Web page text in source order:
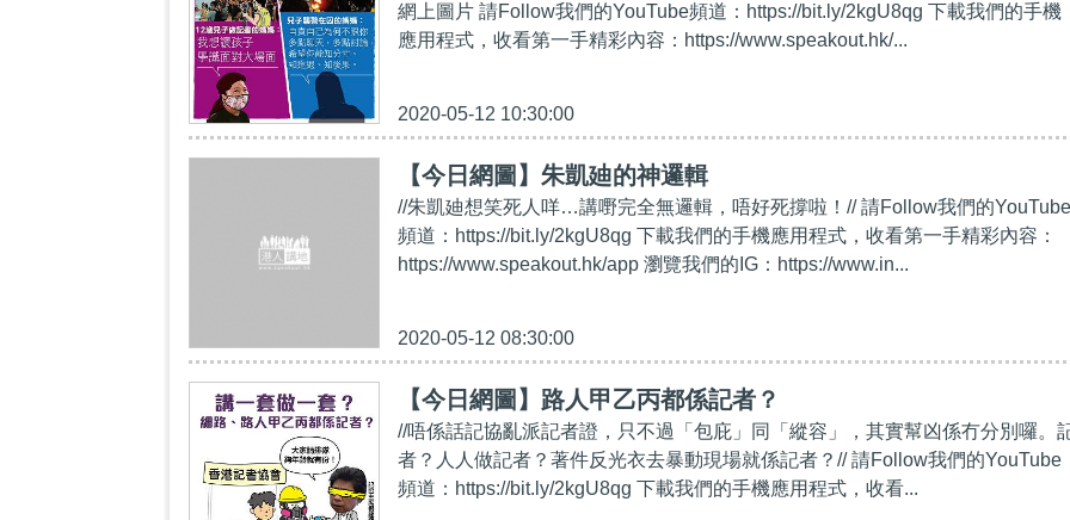
網上圖片 請Follow我們的YouTube頻道：https://bit.ly/2kgU8qg 下載我們的手機
應用程式，收看第一手精彩內容：https://www.speakout.hk/...
2020-05-12 10:30:00
【今日網圖】朱凱廸的神邏輯
//朱凱廸想笑死人咩…講嘢完全無邏輯，唔好死撐啦！// 請Follow我們的YouTube
頻道：https://bit.ly/2kgU8qg 下載我們的手機應用程式，收看第一手精彩內容：
https://www.speakout.hk/app 瀏覽我們的IG：https://www.in...
2020-05-12 08:30:00
【今日網圖】路人甲乙丙都係記者？
//唔係話記協亂派記者證，只不過「包庇」同「縱容」，其實幫凶係冇分別囉。
者？人人做記者？著件反光衣去暴動現場就係記者？// 請Follow我們的YouTube
頻道：https://bit.ly/2kgU8qg 下載我們的手機應用程式，收看...